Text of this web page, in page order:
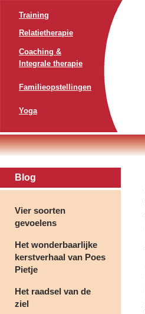
Training
Relatietherapie
Coaching &
Integrale therapie
Familieopstellingen
Yoga
Blog
Vier soorten
gevoelens
Het wonderbaarlijke
kerstverhaal van Poes
Pietje
Het raadsel van de
ziel